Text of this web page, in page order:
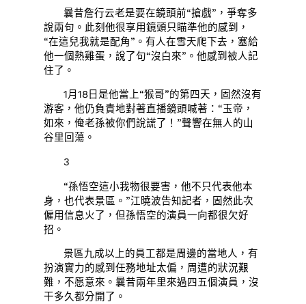
曩昔詹行云老是要在鏡頭前“搶戲”，爭奪多
說兩句。此刻他很享用鏡頭只瞄準他的感到，
“在這兒我就是配角”。有人在雪天爬下去，塞給
他一個熱雞蛋，說了句“沒白來”。他感到被人記
住了。
1月18日是他當上“猴哥”的第四天，固然沒有
游客，他仍負責地對著直播鏡頭喊著：“玉帝，
如來，俺老孫被你們說謊了！”聲響在無人的山
谷里回蕩。
3
“孫悟空這小我物很要害，他不只代表他本
身，也代表景區。”江曉波告知記者，固然此次
僱用信息火了，但孫悟空的演員一向都很欠好
招。
景區九成以上的員工都是周邊的當地人，有
扮演實力的感到任務地址太偏，周遭的狀況艱
難，不愿意來。曩昔兩年里來過四五個演員，沒
干多久都分開了。